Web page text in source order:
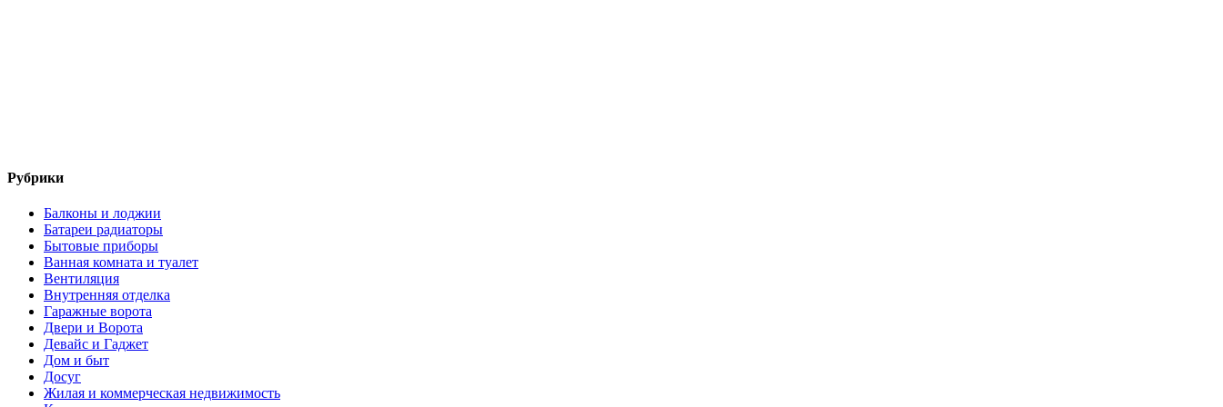
Рубрики
Балконы и лоджии
Батареи радиаторы‎
Бытовые приборы
Ванная комната и туалет
Вентиляция
Внутренняя отделка
Гаражные ворота
Двери и Ворота
Девайс и Гаджет
Дом и быт
Досуг
Жилая и коммерческая недвижимость